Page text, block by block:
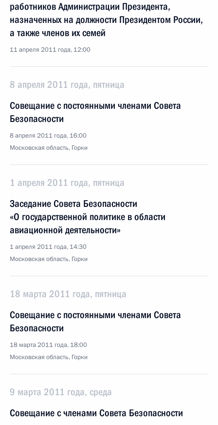
работников Администрации Президента,
назначенных на должности Президентом России,
а также членов их семей
11 апреля 2011 года, 12:00
8 апреля 2011 года, пятница
Совещание с постоянными членами Совета
Безопасности
8 апреля 2011 года, 16:00
Московская область, Горки
1 апреля 2011 года, пятница
Заседание Совета Безопасности
«О государственной политике в области
авиационной деятельности»
1 апреля 2011 года, 14:30
Московская область, Горки
18 марта 2011 года, пятница
Совещание с постоянными членами Совета
Безопасности
18 марта 2011 года, 18:00
Московская область, Горки
9 марта 2011 года, среда
Совещание с членами Совета Безопасности